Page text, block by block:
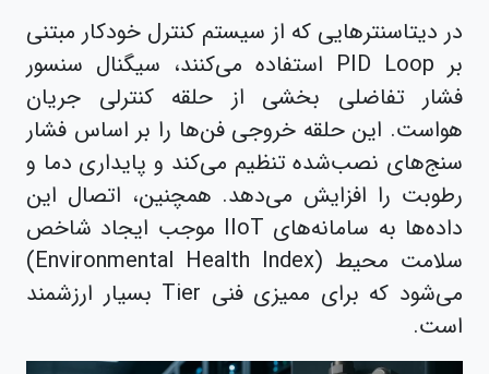
در دیتاسنترهایی که از سیستم کنترل خودکار مبتنی
بر PID Loop استفاده می‌کنند، سیگنال سنسور
فشار تفاضلی بخشی از حلقه کنترلی جریان
هواست. این حلقه خروجی فن‌ها را بر اساس فشار
سنج‌های نصب‌شده تنظیم می‌کند و پایداری دما و
رطوبت را افزایش می‌دهد. همچنین، اتصال این
داده‌ها به سامانه‌های IIoT موجب ایجاد شاخص
سلامت محیط (Environmental Health Index)
می‌شود که برای ممیزی فنی Tier بسیار ارزشمند
است.